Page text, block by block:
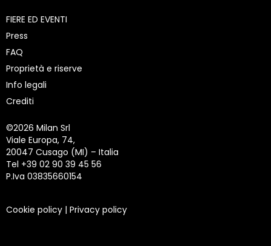
FIERE ED EVENTI
Press
FAQ
Proprietà e riserve
Info legali
Crediti
©2026 Milan Srl
Viale Europa, 74,
20047 Cusago (MI) – Italia
Tel +39 02 90 39 45 56
P.Iva 03835660154
Cookie policy | Privacy policy